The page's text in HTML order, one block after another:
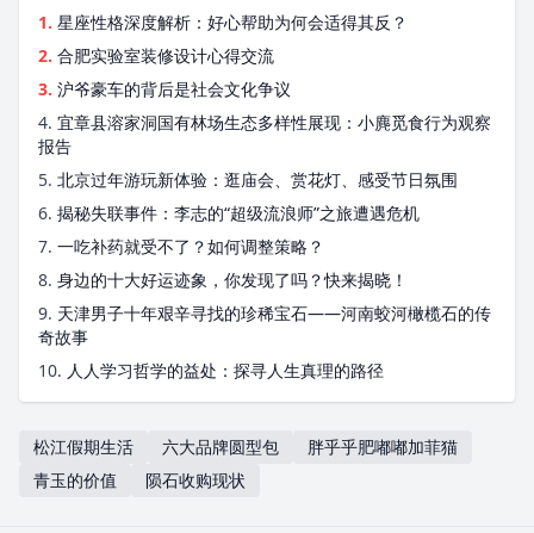
1. 星座性格深度解析：好心帮助为何会适得其反？
2. 合肥实验室装修设计心得交流
3. 沪爷豪车的背后是社会文化争议
4. 宜章县溶家洞国有林场生态多样性展现：小麂觅食行为观察
报告
5. 北京过年游玩新体验：逛庙会、赏花灯、感受节日氛围
6. 揭秘失联事件：李志的“超级流浪师”之旅遭遇危机
7. 一吃补药就受不了？如何调整策略？
8. 身边的十大好运迹象，你发现了吗？快来揭晓！
9. 天津男子十年艰辛寻找的珍稀宝石——河南蛟河橄榄石的传
奇故事
10. 人人学习哲学的益处：探寻人生真理的路径
松江假期生活 六大品牌圆型包
胖乎乎肥嘟嘟加菲猫
青玉的价值
陨石收购现状